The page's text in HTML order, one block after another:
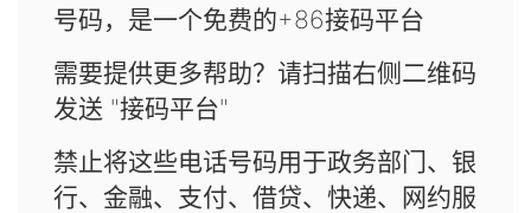
号码，是一个免费的+86接码平台
需要提供更多帮助？请扫描右侧二维码
发送 "接码平台"
禁止将这些电话号码用于政务部门、银
行、金融、支付、借贷、快递、网约服